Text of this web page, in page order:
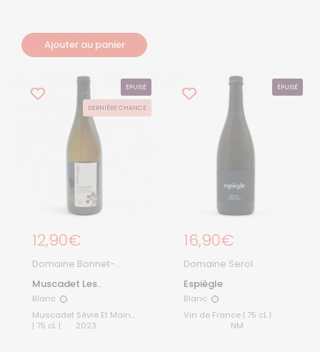
Ajouter au panier
ÉPUISÉ
DERNIÈRE CHANCE
Prix régulier
12,90€
Domaine Bonnet-
Muscadet Les
Gautronnières 2023
Blanc Blanc
Muscadet Sèvre Et Maine
| 75 cL |
2023
ÉPUISÉ
Prix régulier
16,90€
Domaine Serol
Espiègle
Blanc Blanc
Vin de France | 75 cL |
NM